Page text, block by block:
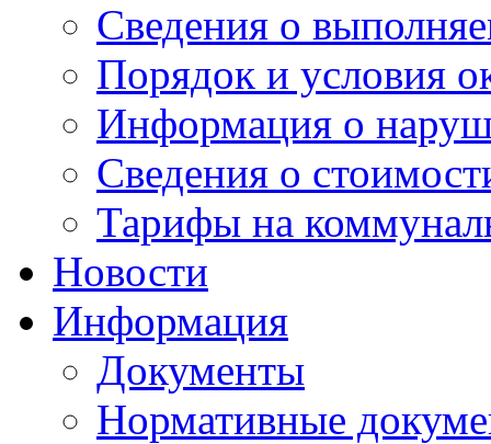
Сведения о
Порядок и условия
Информация о
Сведения о
Тарифы на
Новости
Информация
Документы
Нормативные